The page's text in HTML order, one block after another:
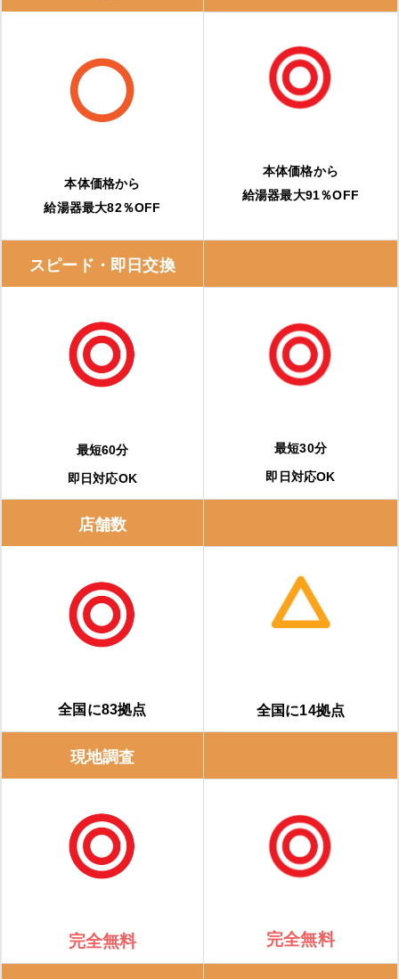
本体価格から
給湯器最大82％OFF
本体価格から
給湯器最大91％OFF
スピード・即日交換
最短60分
即日対応OK
最短30分
即日対応OK
店舗数
全国に83拠点 全国に14拠点
現地調査
完全無料 完全無料